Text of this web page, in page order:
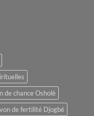
de chance Osholè
de fertilité Djogbé